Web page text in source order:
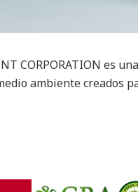
CORPORATION es
ambiente creados